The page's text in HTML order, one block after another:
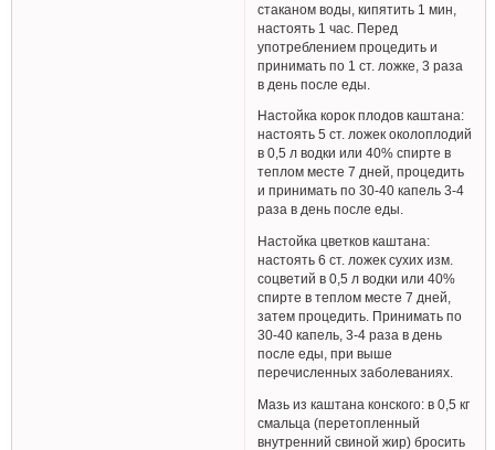
стаканом воды, кипятить 1 мин,
настоять 1 час. Перед
употреблением процедить и
принимать по 1 ст. ложке, 3 раза
в день после еды.
Настойка корок плодов каштана:
настоять 5 ст. ложек околоплодий
в 0,5 л водки или 40% спирте в
теплом месте 7 дней, процедить
и принимать по 30-40 капель 3-4
раза в день после еды.
Настойка цветков каштана:
настоять 6 ст. ложек сухих изм.
соцветий в 0,5 л водки или 40%
спирте в теплом месте 7 дней,
затем процедить. Принимать по
30-40 капель, 3-4 раза в день
после еды, при выше
перечисленных заболеваниях.
Мазь из каштана конского: в 0,5 кг
смальца (перетопленный
внутренний свиной жир) бросить